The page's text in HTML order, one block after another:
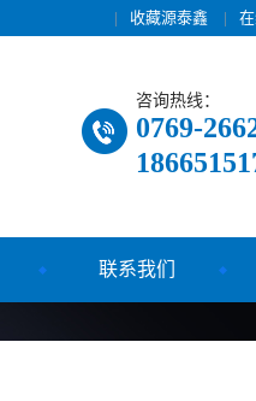
| 收藏源泰鑫 |
咨询热线：
0769-
联系我们